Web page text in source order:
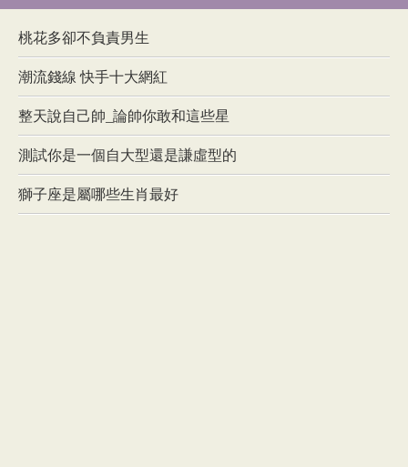
桃花多卻不負責男生
潮流錢線 快手十大網紅
整天說自己帥_論帥你敢和這些星
測試你是一個自大型還是謙虛型的
獅子座是屬哪些生肖最好